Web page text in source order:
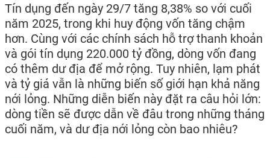
Tín dụng đến ngày 29/7 tăng 8,38% so với cuối
năm 2025, trong khi huy động vốn tăng chậm
hơn. Cùng với các chính sách hỗ trợ thanh khoản
và gói tín dụng 220.000 tỷ đồng, dòng vốn đang
có thêm dư địa để mở rộng. Tuy nhiên, lạm phát
và tỷ giá vẫn là những biến số giới hạn khả năng
nới lỏng. Những diễn biến này đặt ra câu hỏi lớn:
dòng tiền sẽ được dẫn về đâu trong những tháng
cuối năm, và dư địa nới lỏng còn bao nhiêu?